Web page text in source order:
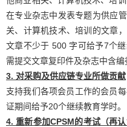
在专业杂志中发表专题为供应
关、计算机技术、培训的文章
文章不少于 500 字可给予7个
需提交文章复印件及杂志中含编
3. 对采购及供应链专业所做贡献
支持我们各项会员工作的会员
证期间给予20个继续教育学时。
4. 重新参加CPSM的考试（再